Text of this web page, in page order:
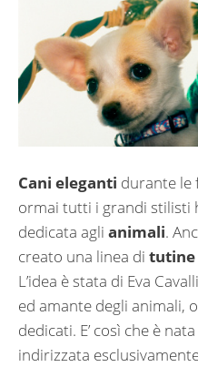
Cani eleganti durante le
ormai tutti i grandi stilisti
dedicata agli animali.
creato una linea di tutine
L’idea è stata di Eva
ed amante degli animali,
dedicati. E’ così che è
indirizzata